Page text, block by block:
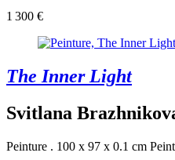
1 300 €
The Inner Light
Svitlana
Peinture . 100 x 97 x 0.1 cm